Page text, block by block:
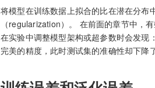
将模型在训练数据上拟合的比在潜在分布
（regularization）。 在前面的章节中，
在实验中调整模型架构或超参数时会发现
完美的精度，此时测试集的准确性却下降了